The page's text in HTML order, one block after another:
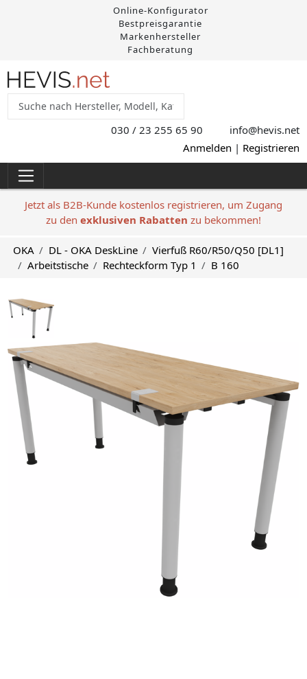
Online-Konfigurator
Bestpreisgarantie
Markenhersteller
Fachberatung
030 / 23 255 65 90 info@hevis.net
Anmelden | Registrieren
Jetzt als B2B-Kunde kostenlos registrieren, um Zugang
zu den exklusiven Rabatten zu bekommen!
OKA DL - OKA DeskLine
Vierfuß R60/R50/Q50 [DL1]
Arbeitstische
Rechteckform Typ 1 B 160